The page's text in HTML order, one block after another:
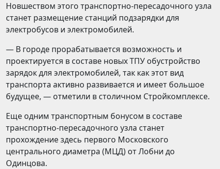
Новшеством этого транспортно-пересадочного узла
станет размещение станций подзарядки для
электробусов и электромобилей.
— В городе прорабатывается возможность и
проектируется в составе новых ТПУ обустройство
зарядок для электромобилей, так как этот вид
транспорта активно развивается и имеет большое
будущее, — отметили в столичном Стройкомплексе.
Еще одним транспортным бонусом в составе
транспортно-пересадочного узла станет
прохождение здесь первого Московского
центрального диаметра (МЦД) от Лобни до
Одинцова.